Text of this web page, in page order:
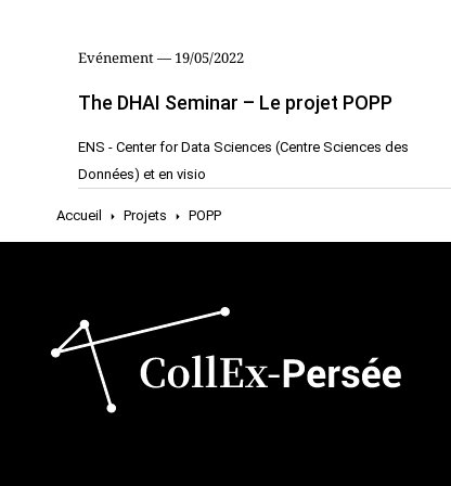
Evénement — 19/05/2022
The DHAI Seminar – Le projet POPP
ENS - Center for Data Sciences (Centre Sciences des
Données) et en visio
Accueil Projets POPP